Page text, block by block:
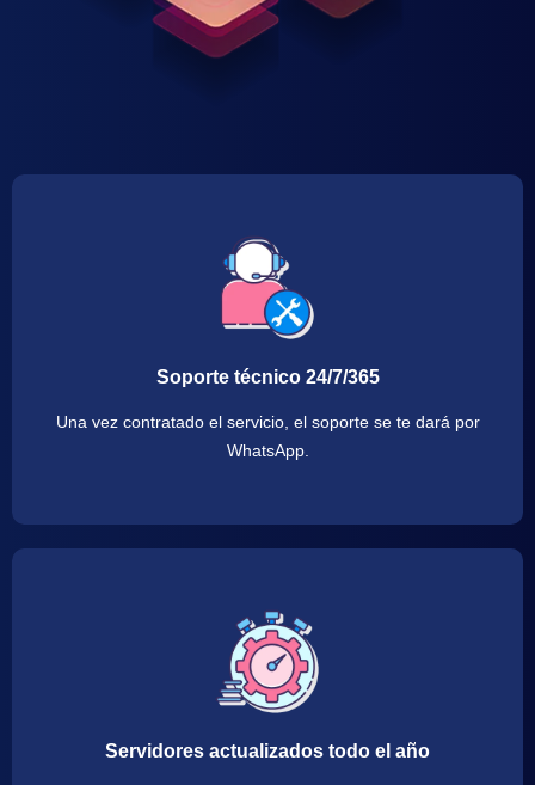
Soporte técnico 24/7/365
Una vez contratado el servicio, el soporte se te dará por
WhatsApp.
Servidores actualizados todo el año